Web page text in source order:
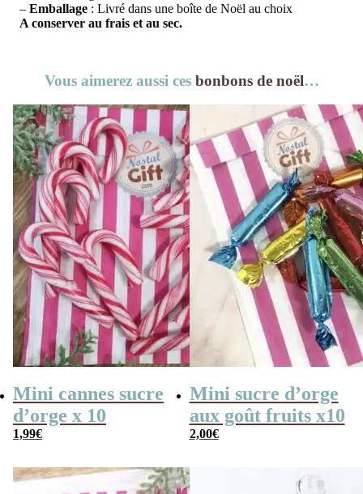
– Emballage : Livré dans une boîte de Noël au choix
A conserver au frais et au sec.
Vous aimerez aussi ces bonbons de noël…
Mini cannes sucre
d’orge x 10
1,99€
Mini sucre d’orge
aux goût fruits x10
2,00€